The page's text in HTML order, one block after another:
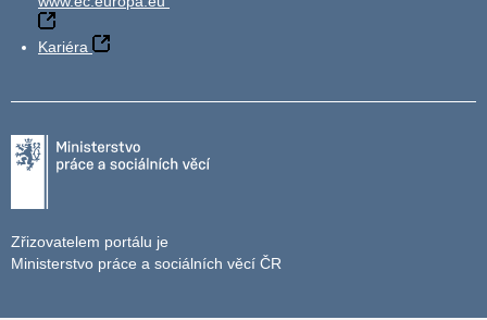
Kariéra
Zřizovatelem portálu je
Ministerstvo práce a sociálních věcí ČR